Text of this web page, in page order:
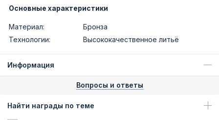
Основные характеристики
Материал:
Бронза
Технологии:
Высококачественное литьё
Информация
Вопросы и ответы
Найти награды по теме